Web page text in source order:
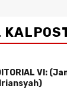
VI: